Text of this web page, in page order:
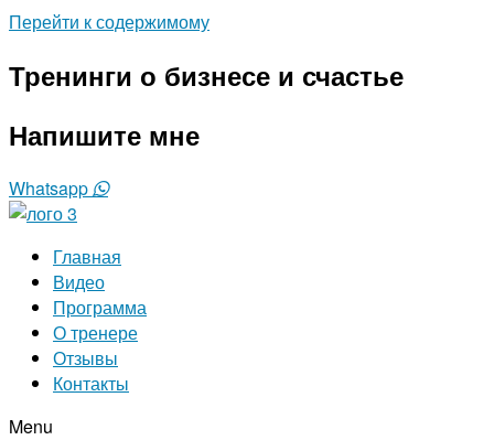
Перейти к содержимому
Тренинги о бизнесе и счастье
Напишите мне
Whatsapp
Главная
Видео
Программа
О тренере
Отзывы
Контакты
Menu